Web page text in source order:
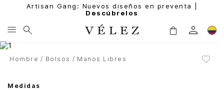
Artisan Gang: Nuevos diseños en preventa |
Descúbrelos
Hombre Bolsos Manos Libres
Medidas